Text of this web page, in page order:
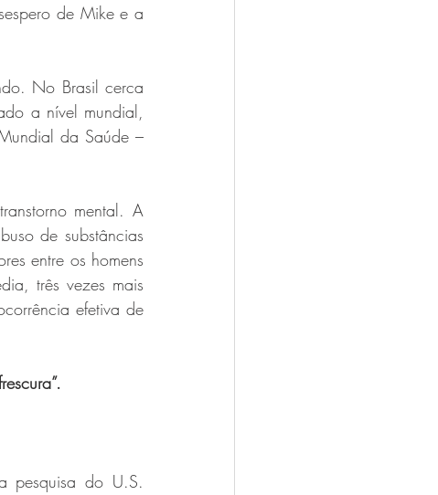
de Mike e a
No Brasil cerca
a nível mundial,
da Saúde –
mental. A
de substâncias
entre os homens
três vezes mais
efetiva de
pesquisa do U.S.